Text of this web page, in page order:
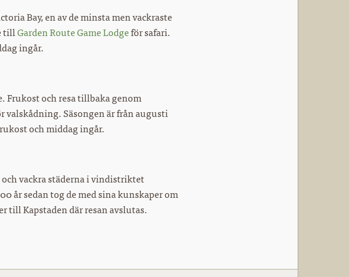
Bay, en av de minsta men vackraste
tillGarden Route Game Lodgeför safari.
ingår.
Frukost och resa tillbaka genom
valskådning. Säsongen är från augusti
och middag ingår.
vackra städerna i vindistriktet
år sedan tog de med sina kunskaper om
till Kapstaden där resan avslutas.